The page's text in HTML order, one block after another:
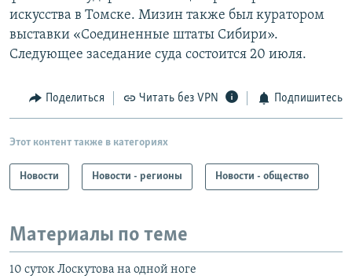
искусства в Томске. Мизин также был куратором
выставки «Соединенные штаты Сибири».
Следующее заседание суда состоится 20 июля.
Поделиться Читать без VPN Подпишитесь
Этот контент также в категориях
Новости Новости - регионы Новости - общество
Материалы по теме
10 суток Лоскутова на одной ноге